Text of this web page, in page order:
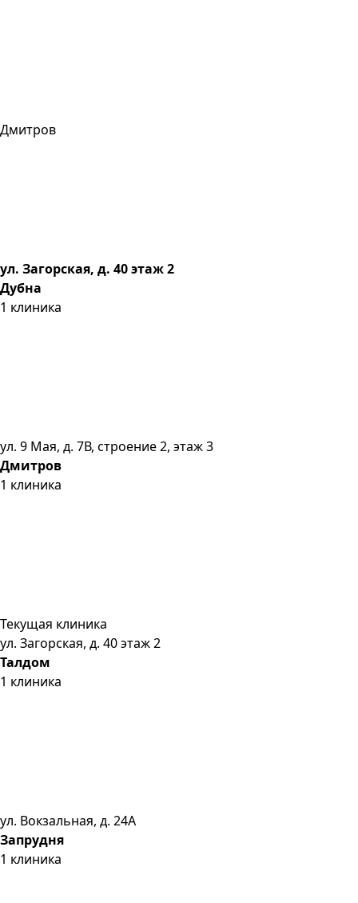
Дмитров
ул. Загорская, д. 40 этаж 2
Дубна
1 клиника
ул. 9 Мая, д. 7В, строение 2, этаж 3
Дмитров
1 клиника
Текущая клиника
ул. Загорская, д. 40 этаж 2
Талдом
1 клиника
ул. Вокзальная, д. 24А
Запрудня
1 клиника